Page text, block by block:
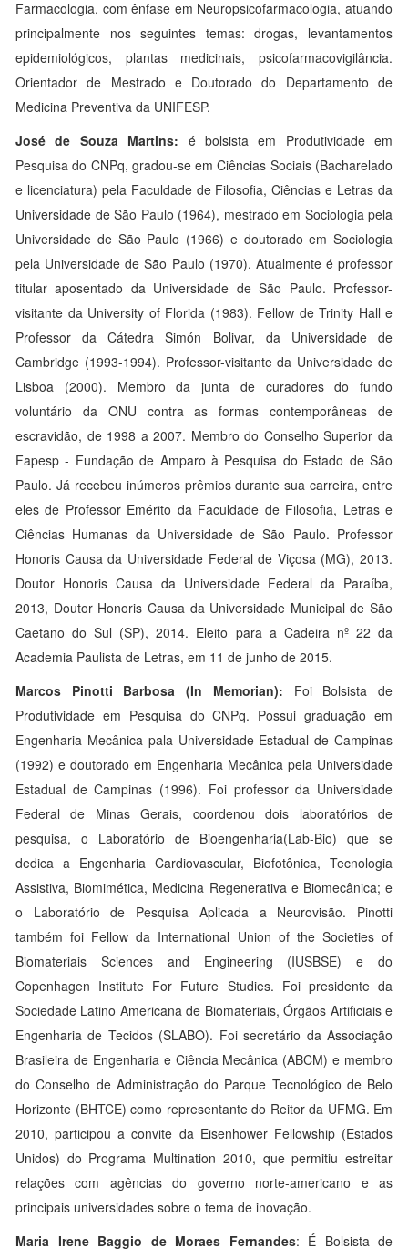
Farmacologia, com ênfase em Neuropsicofarmacologia, atuando
principalmente nos seguintes temas: drogas, levantamentos
epidemiológicos, plantas medicinais, psicofarmacovigilância.
Orientador de Mestrado e Doutorado do Departamento de
Medicina Preventiva da UNIFESP.
José de Souza Martins: é bolsista em Produtividade em
Pesquisa do CNPq, gradou-se em Ciências Sociais (Bacharelado
e licenciatura) pela Faculdade de Filosofia, Ciências e Letras da
Universidade de São Paulo (1964), mestrado em Sociologia pela
Universidade de São Paulo (1966) e doutorado em Sociologia
pela Universidade de São Paulo (1970). Atualmente é professor
titular aposentado da Universidade de São Paulo. Professor-
visitante da University of Florida (1983). Fellow de Trinity Hall e
Professor da Cátedra Simón Bolivar, da Universidade de
Cambridge (1993-1994). Professor-visitante da Universidade de
Lisboa (2000). Membro da junta de curadores do fundo
voluntário da ONU contra as formas contemporâneas de
escravidão, de 1998 a 2007. Membro do Conselho Superior da
Fapesp - Fundação de Amparo à Pesquisa do Estado de São
Paulo. Já recebeu inúmeros prêmios durante sua carreira, entre
eles de Professor Emérito da Faculdade de Filosofia, Letras e
Ciências Humanas da Universidade de São Paulo. Professor
Honoris Causa da Universidade Federal de Viçosa (MG), 2013.
Doutor Honoris Causa da Universidade Federal da Paraíba,
2013, Doutor Honoris Causa da Universidade Municipal de São
Caetano do Sul (SP), 2014. Eleito para a Cadeira nº 22 da
Academia Paulista de Letras, em 11 de junho de 2015.
Marcos Pinotti Barbosa (In Memorian): Foi Bolsista de
Produtividade em Pesquisa do CNPq. Possui graduação em
Engenharia Mecânica pala Universidade Estadual de Campinas
(1992) e doutorado em Engenharia Mecânica pela Universidade
Estadual de Campinas (1996). Foi professor da Universidade
Federal de Minas Gerais, coordenou dois laboratórios de
pesquisa, o Laboratório de Bioengenharia(Lab-Bio) que se
dedica a Engenharia Cardiovascular, Biofotônica, Tecnologia
Assistiva, Biomimética, Medicina Regenerativa e Biomecânica; e
o Laboratório de Pesquisa Aplicada a Neurovisão. Pinotti
também foi Fellow da International Union of the Societies of
Biomateriais Sciences and Engineering (IUSBSE) e do
Copenhagen Institute For Future Studies. Foi presidente da
Sociedade Latino Americana de Biomateriais, Órgãos Artificiais e
Engenharia de Tecidos (SLABO). Foi secretário da Associação
Brasileira de Engenharia e Ciência Mecânica (ABCM) e membro
do Conselho de Administração do Parque Tecnológico de Belo
Horizonte (BHTCE) como representante do Reitor da UFMG. Em
2010, participou a convite da Eisenhower Fellowship (Estados
Unidos) do Programa Multination 2010, que permitiu estreitar
relações com agências do governo norte-americano e as
principais universidades sobre o tema de inovação.
Maria Irene Baggio de Moraes Fernandes: É Bolsista de